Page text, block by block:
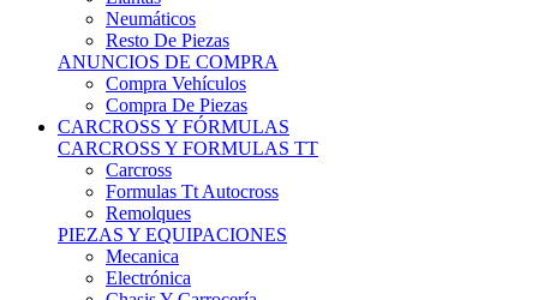
Neumáticos
Resto De Piezas
ANUNCIOS DE COMPRA
Compra Vehículos
Compra De Piezas
CARCROSS Y FÓRMULAS
CARCROSS Y FORMULAS TT
Carcross
Formulas Tt Autocross
Remolques
PIEZAS Y EQUIPACIONES
Mecanica
Electrónica